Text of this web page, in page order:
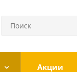
Акции